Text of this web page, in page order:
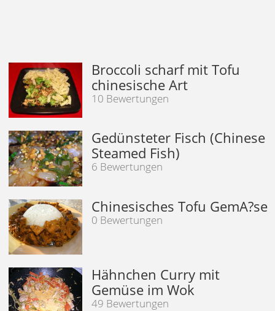
Broccoli scharf mit Tofu
chinesische Art
10 Bewertungen
Gedünsteter Fisch (Chinese
Steamed Fish)
6 Bewertungen
Chinesisches Tofu GemA?se
0 Bewertungen
Hähnchen Curry mit
Gemüse im Wok
49 Bewertungen